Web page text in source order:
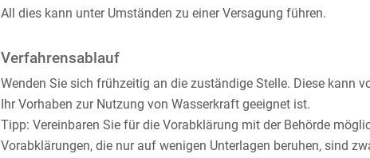
All dies kann unter Umständen zu einer Versagung führen.
Verfahrensablauf
Wenden Sie sich frühzeitig an die zuständige Stelle. Diese kann
Ihr Vorhaben zur Nutzung von Wasserkraft geeignet ist.
Tipp: Vereinbaren Sie für die Vorabklärung mit der Behörde mög
Vorabklärungen, die nur auf wenigen Unterlagen beruhen, sind